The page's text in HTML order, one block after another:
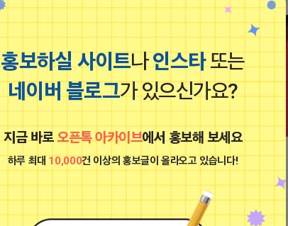
홍보하실 사이트나인스타또는
네이버 블로그가 있으신가요?
지금 바로오픈톡 아카이브에서 홍보해 보세요
하루 최대 10,000건 이상의 홍보글이 올라오고 있습니다!